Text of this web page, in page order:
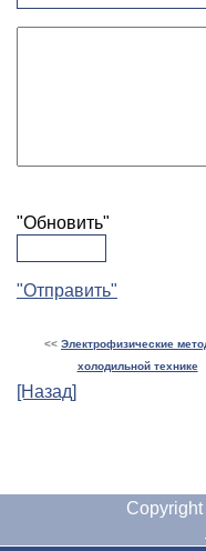
"Обновить"
"Отправить"
<< Электрофизические
холодильной технике
[Назад]